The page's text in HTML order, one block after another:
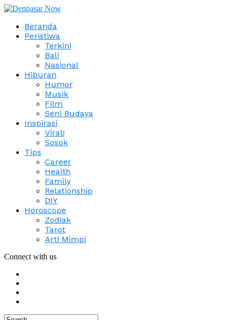
Beranda
Peristiwa
Terkini
Bali
Nasional
Hiburan
Humor
Musik
Film
Seni Budaya
Inspirasi
Viral!
Sosok
Tips
Career
Health
Family
Relationship
DIY
Horoscope
Zodiak
Tarot
Arti Mimpi
Connect with us